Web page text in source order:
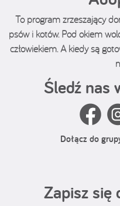
To program zrzeszający
psów i kotów. Pod okiem
człowiekiem. A kiedy są
Śledź nas
Dołącz do
Zapisz się